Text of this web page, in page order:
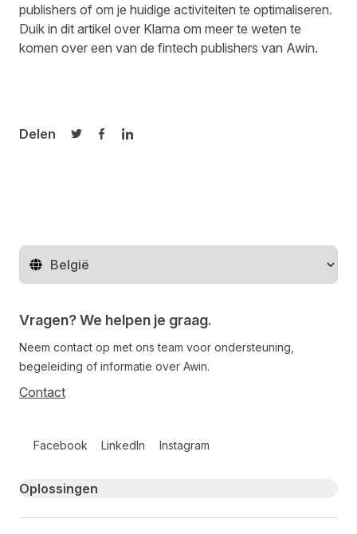
publishers of om je huidige activiteiten te optimaliseren.
Duik in dit artikel over Klarna om meer te weten te
komen over een van de fintech publishers van Awin.
Delen
Delen op Twitter
Delen op Facebook
Delen op LinkedIn
Regio wijzigen
Vragen? We helpen je graag.
Neem contact op met ons team voor ondersteuning,
begeleiding of informatie over Awin.
Contact
Facebook LinkedIn Instagram
Primary footer navigation
Oplossingen